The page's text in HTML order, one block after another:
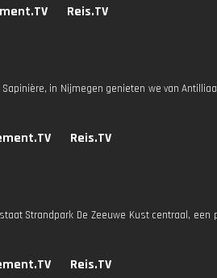
Reis.TV
in Nijmegen genieten we van
Reis.TV
Strandpark De Zeeuwe Kust centraal,
Reis.TV